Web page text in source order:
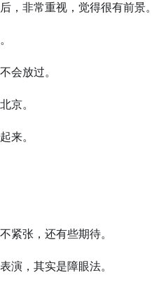
，非常重视，觉得很有前景。
会放过。
京。
来。
紧张，还有些期待。
演，其实是障眼法。